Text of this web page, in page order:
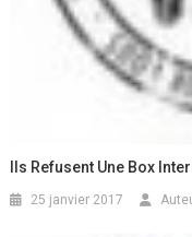
Ils Refusent Une Box
25 janvier 2017